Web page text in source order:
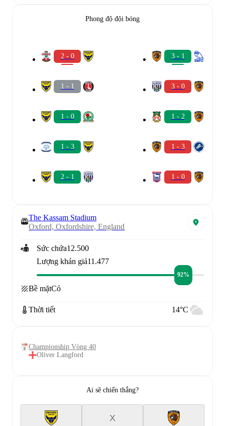
Phong độ đội bóng
2 - 0
1 - 1
1 - 0
1 - 3
2 - 1
3 - 1
3 - 0
1 - 2
1 - 3
1 - 0
The Kassam Stadium
Oxford, Oxfordshire, England
Sức chứa12.500
Lượng khán giả11.477
92%
Bề mặtCỏ
Thời tiết 14°C
Championship Vòng 40
Oliver Langford
Ai sẽ chiến thắng?
X